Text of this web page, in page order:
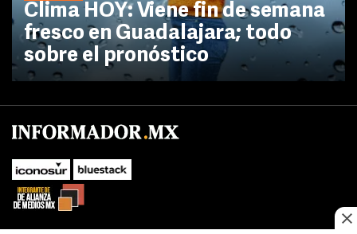
Clima HOY: Viene fin de semana
fresco en Guadalajara; todo
sobre el pronóstico